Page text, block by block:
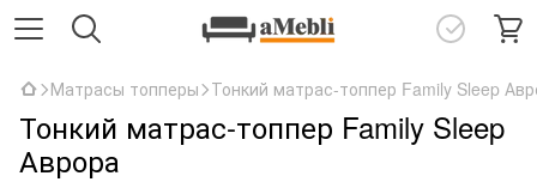
Матрасы топперы Тонкий матрас-топпер Family Sleep
Тонкий матрас-топпер Family Sleep
Аврора